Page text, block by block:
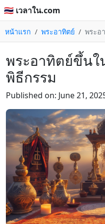
🇹🇭 เวลาใน.com
หน้าแรก พระอาทิตย์ พระอ
พระอาทิตย์ขึ้น
พิธีกรรม
Published on: June 21,